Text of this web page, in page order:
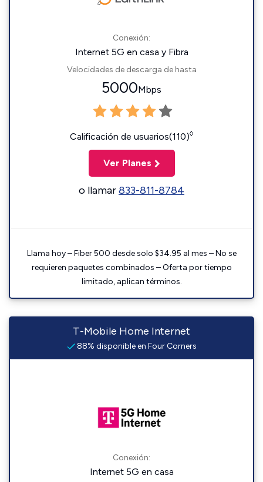
Conexión:
Internet 5G en casa y Fibra
Velocidades de descarga de hasta
5000Mbps
Calificación de usuarios(110)◊
Ver Planes
o llamar833-811-8784
Llama hoy – Fiber 500 desde solo $34.95 al mes – No se
requieren paquetes combinados – Oferta por tiempo
limitado, aplican términos.
T-Mobile Home Internet
88% disponible en Four Corners
Conexión:
Internet 5G en casa